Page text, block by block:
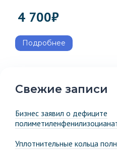
4 700₽
Подробнее
Свежие записи
Бизнес заявил о дефиците
Уплотнительные кольца